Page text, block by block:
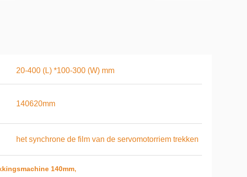
20-400 (L) *100-300 (W) mm
140620mm
het synchrone de film van de servomotorriem trekken
140mm,